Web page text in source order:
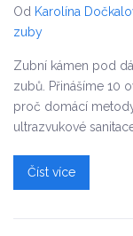
Od Karolína
zuby
Zubní kámen pod
zubů. Přinášíme 10
proč domácí
ultrazvukové
Číst více